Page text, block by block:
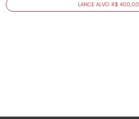
LANCE ALVO: R$ 400,00